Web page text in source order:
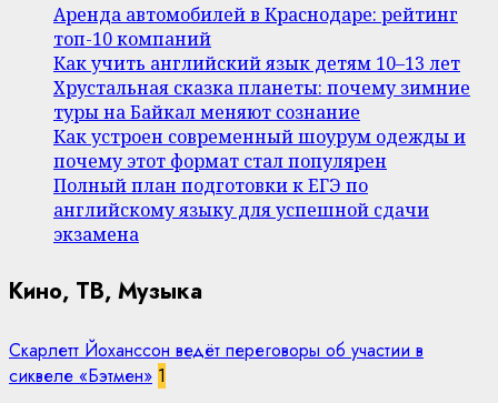
Аренда автомобилей в Краснодаре: рейтинг
топ-10 компаний
Как учить английский язык детям 10–13 лет
Хрустальная сказка планеты: почему зимние
туры на Байкал меняют сознание
Как устроен современный шоурум одежды и
почему этот формат стал популярен
Полный план подготовки к ЕГЭ по
английскому языку для успешной сдачи
экзамена
Кино, ТВ, Музыка
Скарлетт Йоханссон ведёт переговоры об участии в
сиквеле «Бэтмен» 1